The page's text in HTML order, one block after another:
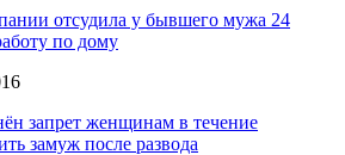
отсудила у бывшего мужа 24
по дому
запрет женщинам в течение
замуж после развода